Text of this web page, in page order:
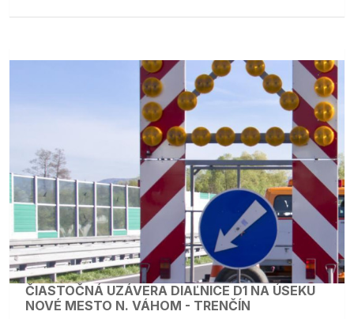
ČIASTOČNÁ UZÁVERA DIAĽNICE D1 NA ÚSEKU
NOVÉ MESTO N. VÁHOM - TRENČÍN